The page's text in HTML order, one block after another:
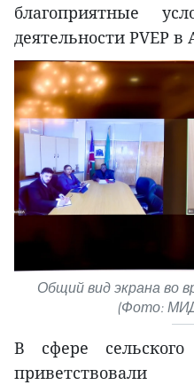
благоприятные
деятельности PVEP
Общий вид экрана во
(Фото:
В сфере